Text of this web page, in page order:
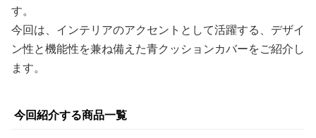
す。
今回は、インテリアのアクセントとして活躍する、デザイ
ン性と機能性を兼ね備えた青クッションカバーをご紹介し
ます。
今回紹介する商品一覧